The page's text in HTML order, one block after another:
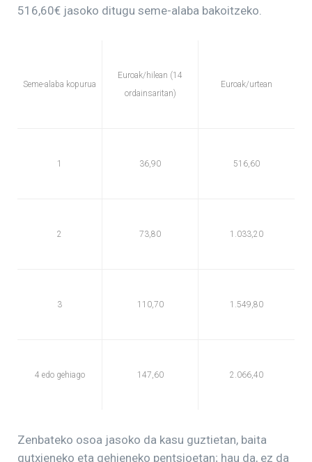
516,60€ jasoko ditugu seme-alaba bakoitzeko.
Seme-alaba kopurua
Euroak/hilean (14
ordainsaritan)
Euroak/urtean
1 36,90 516,60
2 73,80 1.033,20
3 110,70 1.549,80
4 edo gehiago 147,60 2.066,40
Zenbateko osoa jasoko da kasu guztietan, baita
gutxieneko eta gehieneko pentsioetan; hau da, ez da